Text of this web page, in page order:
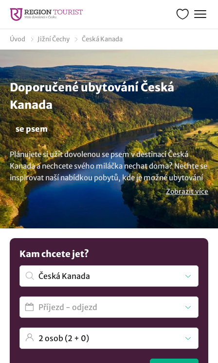
Úvod Jižní Čechy Česká Kanada
Doporučené ubytování Česká
Kanada
se psem
Plánujete si užít dovolenou se psem v destinaci Česká
Kanada a nechcete svého miláčka nechat doma? Nechte se
inspirovat naší nabídkou pobytů, kde je možné ubytování
se psem nebo domácím zvířetem. Užijte si bezstarostnou
dovolenou i s kočkou v místech, která jsou přátelská k
zvířatům a poskytují veškeré pohodlí pro domácí mazlíčky.
Zdá se vám výběr příliš malý? Zde jsou všechna
lokalitě Česká Kanada..
Zobrazit více
Kam chcete jet?